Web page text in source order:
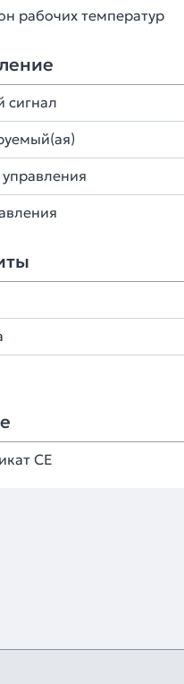
рабочих температур
сигнал
CE